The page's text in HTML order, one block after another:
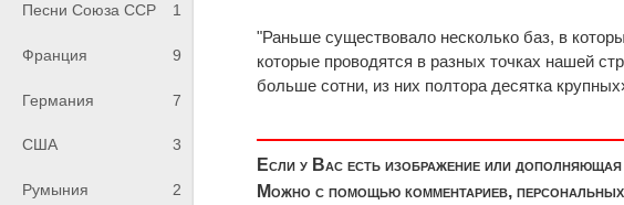
Песни Союза ССР 1
Франция 9
Германия 7
США 3
Румыния 2
"Раньше существовало несколько баз, в
которые проводятся в разных точках нашей
больше сотни, из них полтора десятка
Если у Вас есть изображение или
Можно с помощью комментариев,